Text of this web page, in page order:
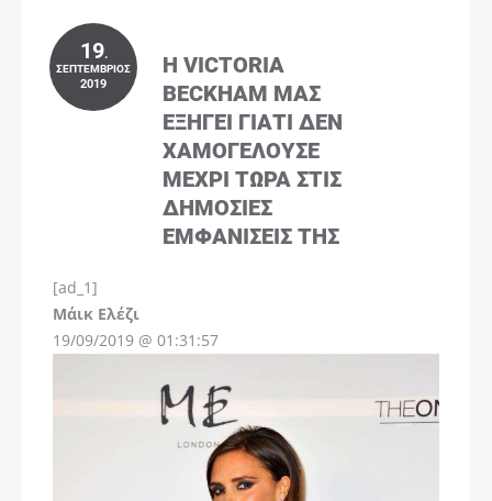
19.
ΣΕΠΤΈΜΒΡΙΟΣ
2019
Η VICTORIA
BECKHAM ΜΑΣ
ΕΞΗΓΕΊ ΓΙΑΤΊ ΔΕΝ
ΧΑΜΟΓΕΛΟΎΣΕ
ΜΈΧΡΙ ΤΏΡΑ ΣΤΙΣ
ΔΗΜΌΣΙΕΣ
ΕΜΦΑΝΊΣΕΙΣ ΤΗΣ
[ad_1]
Μάικ Ελέζι
19/09/2019 @ 01:31:57